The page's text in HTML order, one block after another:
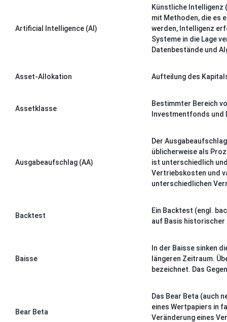
Artificial Intelligence (AI)
Künstliche Intelligenz
mit Methoden, die es
werden, Intelligenz
Systeme in die Lage
Datenbestände und
Asset-Allokation Aufteilung des
Assetklasse
Bestimmter Bereich
Investmentfonds und
Ausgabeaufschlag (AA)
Der
üblicherweise als
ist unterschiedlich
Vertriebskosten und
unterschiedlichen
Backtest
Ein Backtest (engl.
auf Basis historischer
Baisse
In der Baisse sinken
längeren Zeitraum.
bezeichnet. Das
Bear Beta
Das Bear Beta (auch
eines Wertpapiers in
Veränderung eines